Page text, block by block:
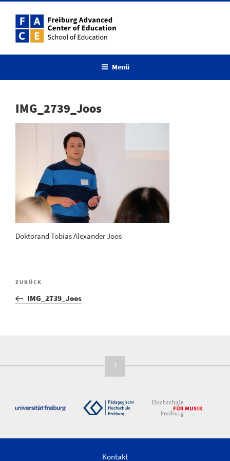
Inhalt
springen
Menü
IMG_2739_Joos
Doktorand Tobias Alexander Joos
Beitragsnavigation
Vorheriger
Beitrag
ZURÜCK
IMG_2739_Joos
↑
Kontakt